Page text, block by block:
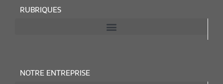
RUBRIQUES
NOTRE ENTREPRISE